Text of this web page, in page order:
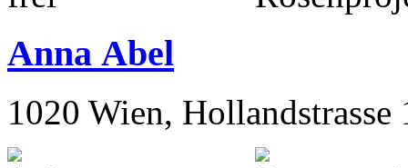
Anna Abel
1020 Wien, Hollandstrasse